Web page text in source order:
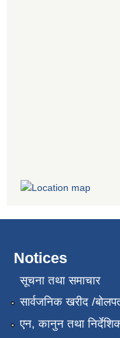
Notices
सूचना तथा समाचार
सार्वजनिक खरीद /
एन, कानुन तथा